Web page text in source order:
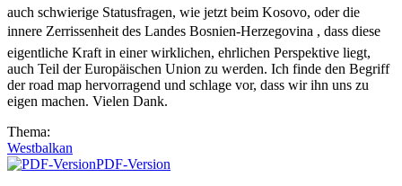
auch schwierige Statusfragen, wie jetzt beim Kosovo, oder die
innere Zerrissenheit des Landes Bosnien-Herzegovina , dass diese
eigentliche Kraft in einer wirklichen, ehrlichen Perspektive liegt,
auch Teil der Europäischen Union zu werden. Ich finde den Begriff
der road map hervorragend und schlage vor, dass wir ihn uns zu
eigen machen. Vielen Dank.
Thema:
Westbalkan
PDF-Version